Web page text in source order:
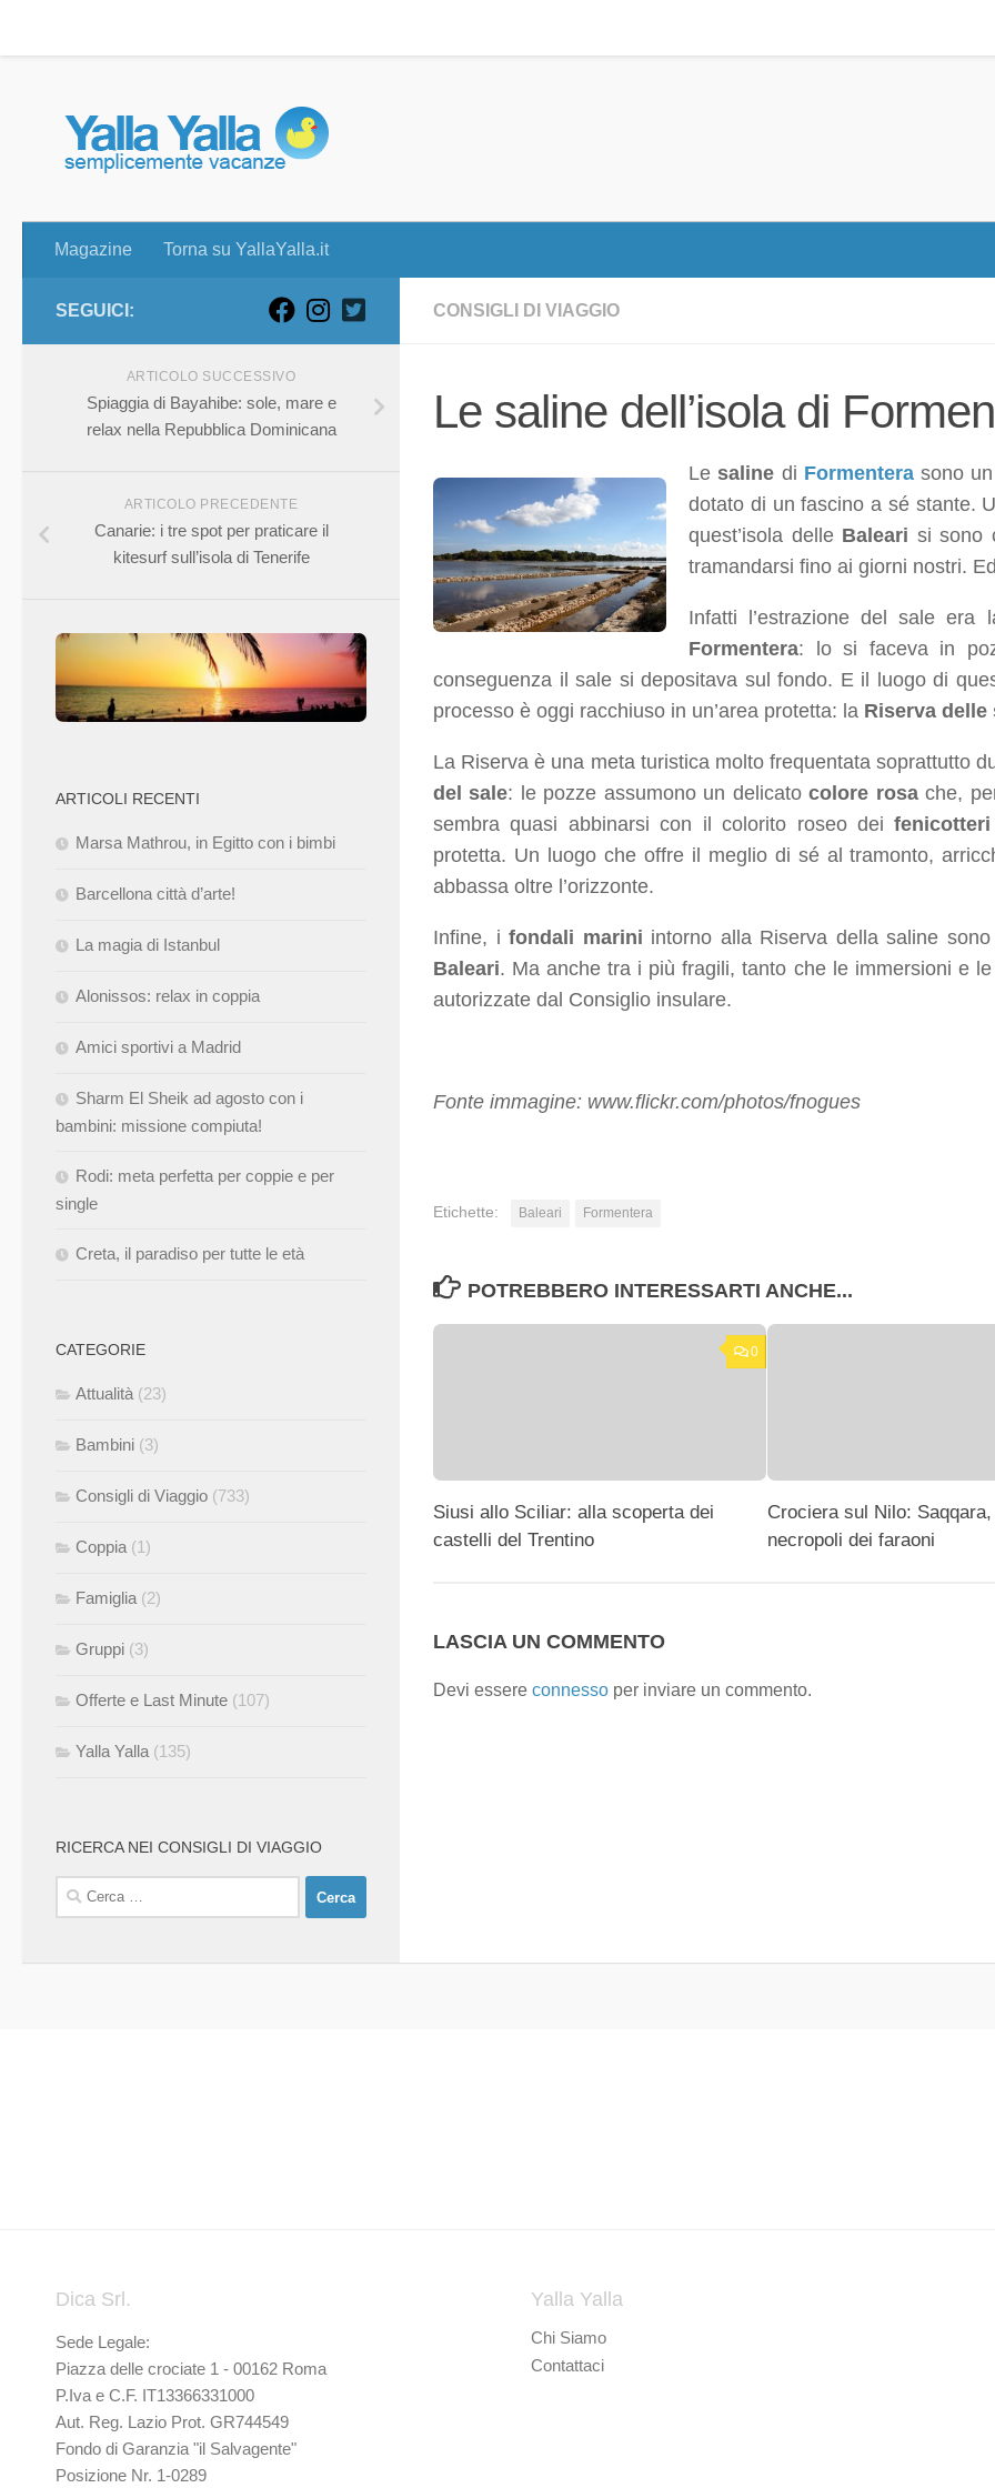
Magazine Torna su YallaYalla.it
CONSIGLI DI VIAGGIO
Le saline dell’isola di
Le saline di Formenterasono un
dotato di un fascino a sé stante.
quest’isola delle Baleari si sono
tramandarsi fino ai giorni nostri.
Infatti l’estrazione del sale era
Formentera: lo si faceva in
conseguenza il sale si depositava sul fondo. E il luogo di
processo è oggi racchiuso in un’area protetta: la Riserva delle
La Riserva è una meta turistica molto frequentata soprattutto
del sale: le pozze assumono un delicatocolore rosache,
sembra quasi abbinarsi con il colorito roseo deifenicotteri
protetta. Un luogo che offre il meglio di sé al tramonto,
abbassa oltre l’orizzonte.
Infine, ifondali marini intorno alla Riserva della saline
Baleari. Ma anche tra i più fragili, tanto che le immersioni e
autorizzate dal Consiglio insulare.
Fonte immagine: www.flickr.com/photos/fnogues
Etichette: Baleari Formentera
POTREBBERO INTERESSARTI ANCHE...
0
Siusi allo Sciliar: alla scoperta dei
castelli del Trentino
Crociera sul Nilo:
necropoli dei faraoni
LASCIA UN COMMENTO
Devi essere connesso per inviare un commento.
SEGUICI:
ARTICOLO SUCCESSIVO
Spiaggia di Bayahibe: sole, mare e
relax nella Repubblica Dominicana
ARTICOLO PRECEDENTE
Canarie: i tre spot per praticare il
kitesurf sull’isola di Tenerife
ARTICOLI RECENTI
Marsa Mathrou, in Egitto con i bimbi
Barcellona città d’arte!
La magia di Istanbul
Alonissos: relax in coppia
Amici sportivi a Madrid
Sharm El Sheik ad agosto con i
bambini: missione compiuta!
Rodi: meta perfetta per coppie e per
single
Creta, il paradiso per tutte le età
CATEGORIE
Attualità (23)
Bambini (3)
Consigli di Viaggio (733)
Coppia (1)
Famiglia (2)
Gruppi (3)
Offerte e Last Minute (107)
Yalla Yalla (135)
RICERCA NEI CONSIGLI DI VIAGGIO
Ricerca
per:
Dica Srl.
Sede Legale:
Piazza delle crociate 1 - 00162 Roma
P.Iva e C.F. IT13366331000
Aut. Reg. Lazio Prot. GR744549
Fondo di Garanzia "il Salvagente"
Posizione Nr. 1-0289
Yalla Yalla
Chi Siamo
Contattaci